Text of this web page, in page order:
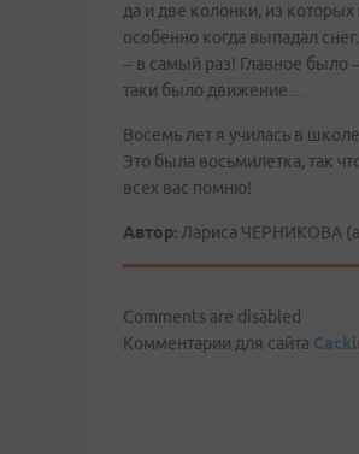
да и две колонки, из
особенно когда выпадал
– в самый раз! Главное было
таки было движение…
Восемь лет я училась в
Это была восьмилетка, так
всех вас помню!
Автор: Лариса ЧЕРНИКОВА
Comments are disabled
Комментарии для сайта Cackl